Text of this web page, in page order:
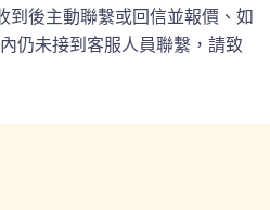
到後主動聯繫或回信並報價、如
仍未接到客服人員聯繫，請致